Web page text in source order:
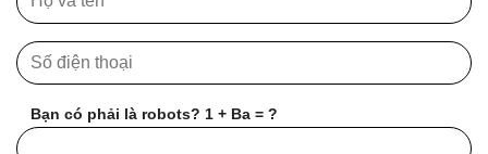
Bạn có phải là robots? 1 + Ba = ?